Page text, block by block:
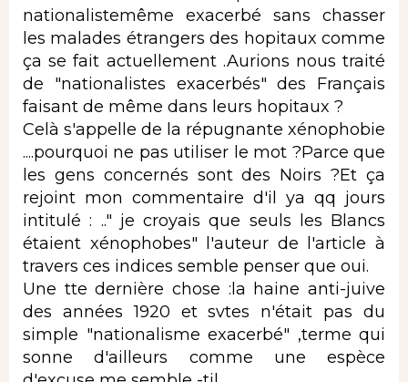
nationalistemême exacerbé sans chasser
les malades étrangers des hopitaux comme
ça se fait actuellement .Aurions nous traité
de "nationalistes exacerbés" des Français
faisant de même dans leurs hopitaux ?
Celà s'appelle de la répugnante xénophobie
....pourquoi ne pas utiliser le mot ?Parce que
les gens concernés sont des Noirs ?Et ça
rejoint mon commentaire d'il ya qq jours
intitulé : .." je croyais que seuls les Blancs
étaient xénophobes" l'auteur de l'article à
travers ces indices semble penser que oui.
Une tte dernière chose :la haine anti-juive
des années 1920 et svtes n'était pas du
simple "nationalisme exacerbé" ,terme qui
sonne d'ailleurs comme une espèce